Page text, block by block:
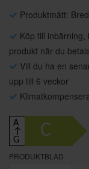
Produktmått:
Köp till
produkt när du
Vill du ha en
upp till 6 veckor
A
↑
G
C
PRODUKTBLAD